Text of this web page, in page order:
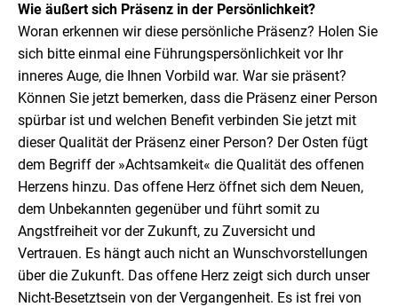
Wie äußert sich Präsenz in der Persönlichkeit?
Woran erkennen wir diese persönliche Präsenz? Holen Sie
sich bitte einmal eine Führungspersönlichkeit vor Ihr
inneres Auge, die Ihnen Vorbild war. War sie präsent?
Können Sie jetzt bemerken, dass die Präsenz einer Person
spürbar ist und welchen Benefit verbinden Sie jetzt mit
dieser Qualität der Präsenz einer Person? Der Osten fügt
dem Begriff der »Achtsamkeit« die Qualität des offenen
Herzens hinzu. Das offene Herz öffnet sich dem Neuen,
dem Unbekannten gegenüber und führt somit zu
Angstfreiheit vor der Zukunft, zu Zuversicht und
Vertrauen. Es hängt auch nicht an Wunschvorstellungen
über die Zukunft. Das offene Herz zeigt sich durch unser
Nicht-Besetztsein von der Vergangenheit. Es ist frei von